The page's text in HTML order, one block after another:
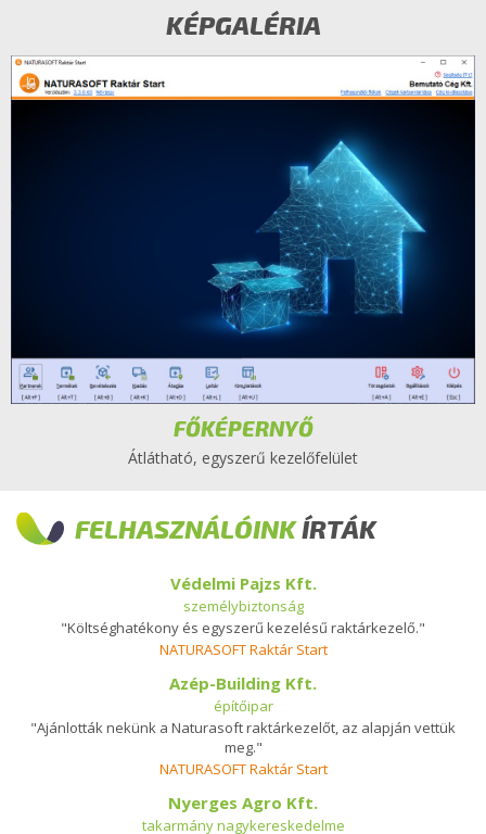
KÉPGALÉRIA
FŐKÉPERNYŐ
Átlátható, egyszerű kezelőfelület
FELHASZNÁLÓINKÍRTÁK
Védelmi Pajzs Kft.
személybiztonság
"Költséghatékony és egyszerű kezelésű raktárkezelő."
NATURASOFT Raktár Start
Azép-Building Kft.
építőipar
"Ajánlották nekünk a Naturasoft raktárkezelőt, az alapján vettük
meg."
NATURASOFT Raktár Start
Nyerges Agro Kft.
takarmány nagykereskedelme